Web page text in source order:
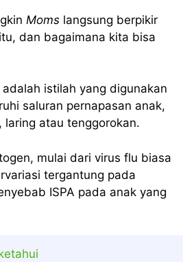
Moms langsung berpikir
dan bagaimana kita bisa
istilah yang digunakan
saluran pernapasan anak,
atau tenggorokan.
mulai dari virus flu biasa
tergantung pada
ISPA pada anak yang